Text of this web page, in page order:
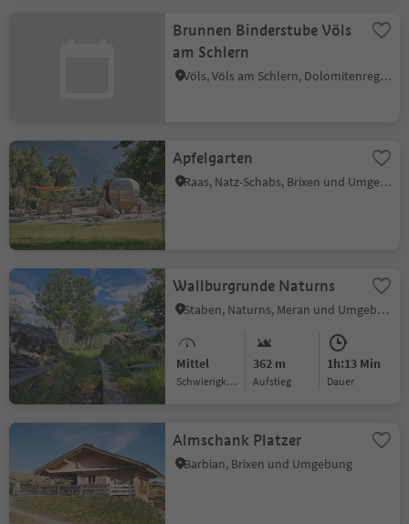
Brunnen Binderstube Völs
am Schlern
Völs, Völs am Schlern, Dolomitenregion Seiser Alm
Apfelgarten
Raas, Natz-Schabs, Brixen und Umgebung
Wallburgrunde Naturns
Staben, Naturns, Meran und Umgebung
Mittel
Schwierigkeitsgrad
362 m
Aufstieg
1h:13 Min
Dauer
Almschank Platzer
Barbian, Brixen und Umgebung